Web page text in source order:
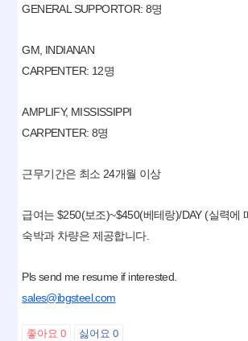
GENERAL SUPPORTOR: 8명
GM, INDIANAN
CARPENTER: 12명
AMPLIFY, MISSISSIPPI
CARPENTER: 8명
근무기간은 최소 24개월 이상
급여는 $250(보조)~$450(베테랑)/DAY (실력에
숙박과 차량은 제공합니다.
Pls send me resume if interested.
sales@ibgsteel.com
좋아요0 싫어요0